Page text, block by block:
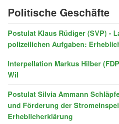
Politische Geschäfte
Postulat Klaus Rüdiger (SVP) -
polizeilichen Aufgaben:
Interpellation Markus Hilber
Wil
Postulat Silvia Ammann
und Förderung der
Erheblicherklärung